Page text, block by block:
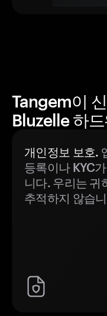
Tangem이
Bluzelle 하
개인정보 보호.
등록이나 KYC
니다. 우리는 귀
추적하지 않습